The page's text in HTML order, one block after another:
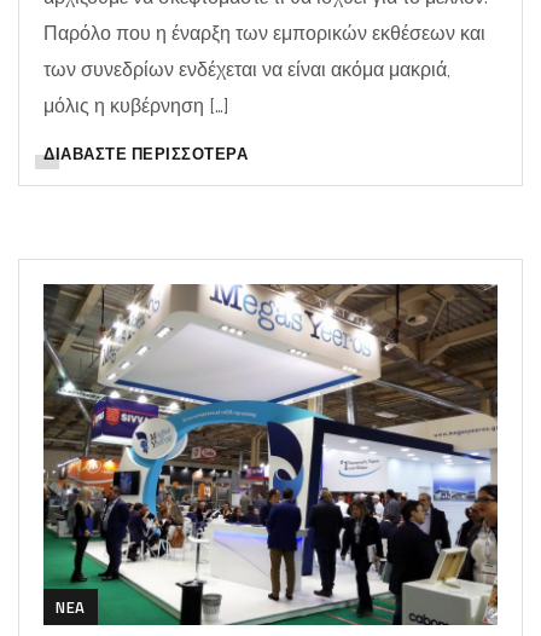
Παρόλο που η έναρξη των εμπορικών εκθέσεων και
των συνεδρίων ενδέχεται να είναι ακόμα μακριά,
μόλις η κυβέρνηση […]
ΔΙΑΒΆΣΤΕ ΠΕΡΙΣΣΌΤΕΡΑ
NEA